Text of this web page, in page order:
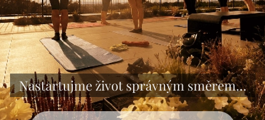
Nastartujme život správným směrem...